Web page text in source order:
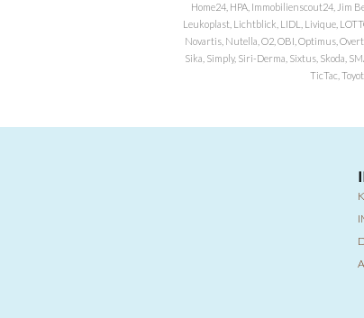
Home24, HPA, Immobilienscout24, Jim
Leukoplast, Lichtblick, LIDL, Livique,
Novartis, Nutella, O2, OBI, Optimus,
Sika, Simply, Siri-Derma, Sixtus, Skoda,
TicTac,